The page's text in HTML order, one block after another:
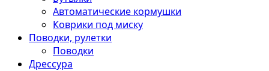
Автоматические кормушки
Коврики под миску
Поводки, рулетки
Поводки
Дрессура